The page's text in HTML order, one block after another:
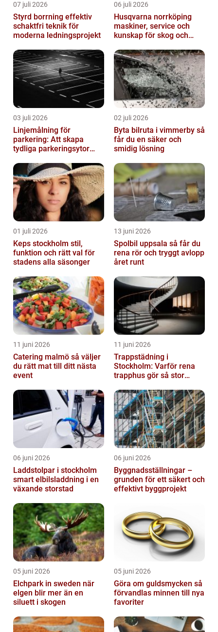
07 juli 2026
Styrd borrning effektiv
schaktfri teknik för
moderna ledningsprojekt
06 juli 2026
Husqvarna norrköping
maskiner, service och
kunskap för skog och
03 juli 2026
Linjemålning för
parkering: Att skapa
tydliga parkeringsytor
parkeringslinjer
02 juli 2026
Byta bilruta i vimmerby så
får du en säker och
smidig lösning
01 juli 2026
Keps stockholm stil,
funktion och rätt val för
stadens alla säsonger
13 juni 2026
Spolbil uppsala så får du
rena rör och tryggt avlopp
året runt
11 juni 2026
Catering malmö så väljer
du rätt mat till ditt nästa
event
11 juni 2026
Trappstädning i
Stockholm: Varför rena
trapphus gör så stor
06 juni 2026
Laddstolpar i stockholm
smart elbilsladdning i en
växande storstad
06 juni 2026
Byggnadsställningar –
grunden för ett säkert och
effektivt byggprojekt
05 juni 2026
Elchpark in sweden när
elgen blir mer än en
siluett i skogen
05 juni 2026
Göra om guldsmycken så
förvandlas minnen till nya
favoriter